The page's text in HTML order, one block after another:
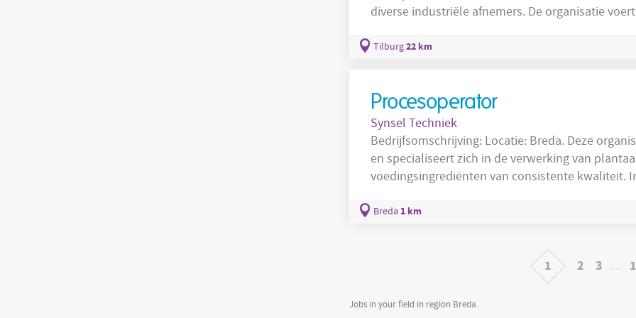
diverse industriële afnemers. De organisatie
gestandaardiseerde processen en
Tilburg22 km
Procesoperator
Synsel Techniek
Bedrijfsomschrijving: Locatie: Breda. Deze organisatie opereert binnen de procesindustrie
en specialiseert zich in de verwerking van
voedingsingrediënten van consistente kwaliteit.
functie vraagt om nauwkeurige procesbewaking
Breda 1 km
1 2 3
Jobs in your field in region Breda.